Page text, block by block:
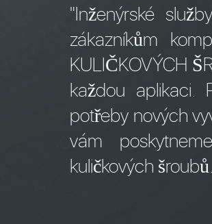
"Inženýrské
zákazníkům
KULIČKOVÝCH
každou aplikaci.
potřeby nových
vám
kuličkových šroubů.